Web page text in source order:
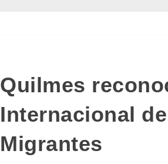
Quilmes
Internacional
Migrantes